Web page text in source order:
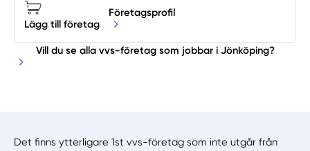
Lägg till företag
Företagsprofil
Vill du se alla vvs-företag som jobbar i Jönköping?
Det finns ytterligare 1st vvs-företag som inte utgår från